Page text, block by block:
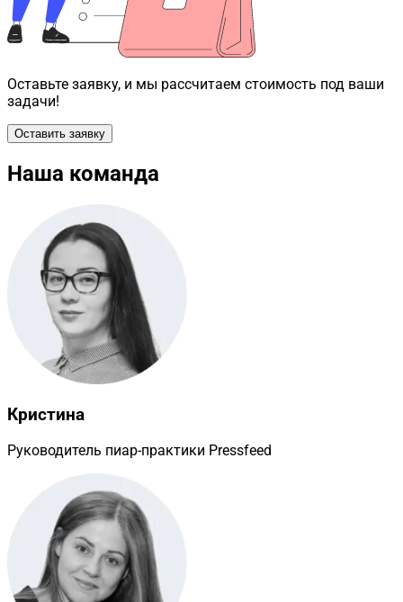
Оставьте заявку, и мы рассчитаем стоимость под ваши
задачи!
Оставить заявку
Наша команда
Кристина
Руководитель пиар-практики Pressfeed